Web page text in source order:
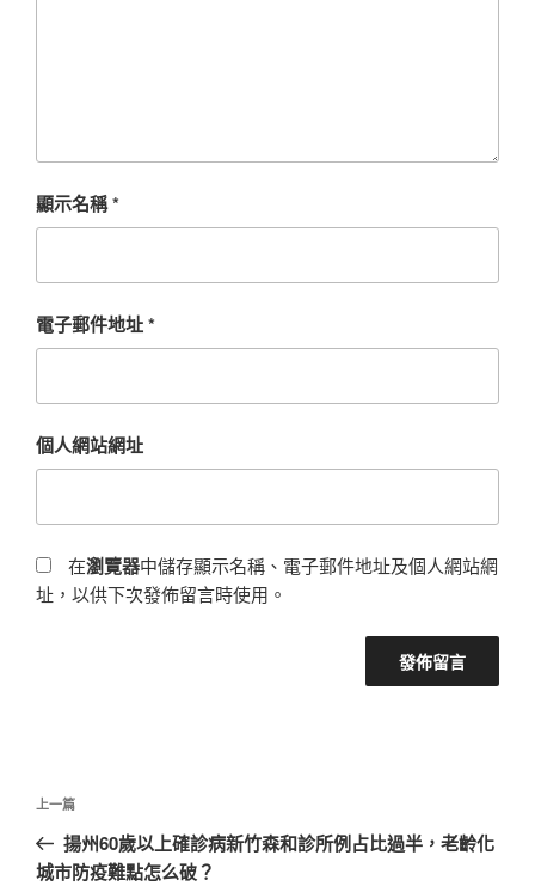
顯示名稱*
電子郵件地址*
個人網站網址
在瀏覽器中儲存顯示名稱、電子郵件地址及個人網站網
址，以供下次發佈留言時使用。
文
導
上
一
篇
上一篇
揚州60歲以上確診病新竹森和診所例占比過半，老齡化
城市防疫難點怎么破？